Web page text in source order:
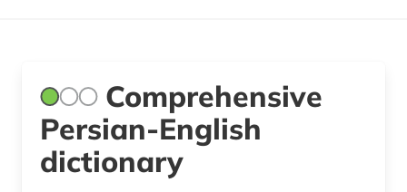
Comprehensive
Persian-English
dictionary